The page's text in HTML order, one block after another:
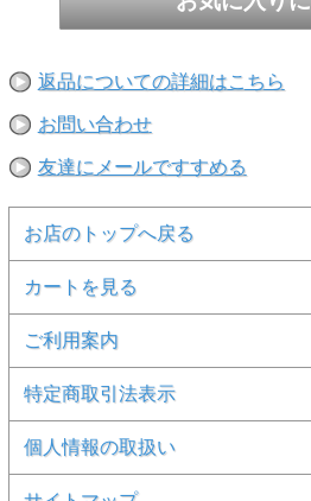
※当店取扱い商品は一部店頭在庫と共有
ご注文時に「在庫あり」の表示でも、
うえ注文いただきますようお願い申し上
返品についての詳細はこちら
お問い合わせ
友達にメールですすめる
お店のトップへ戻る
カートを見る
ご利用案内
特定商取引法表示
個人情報の取扱い